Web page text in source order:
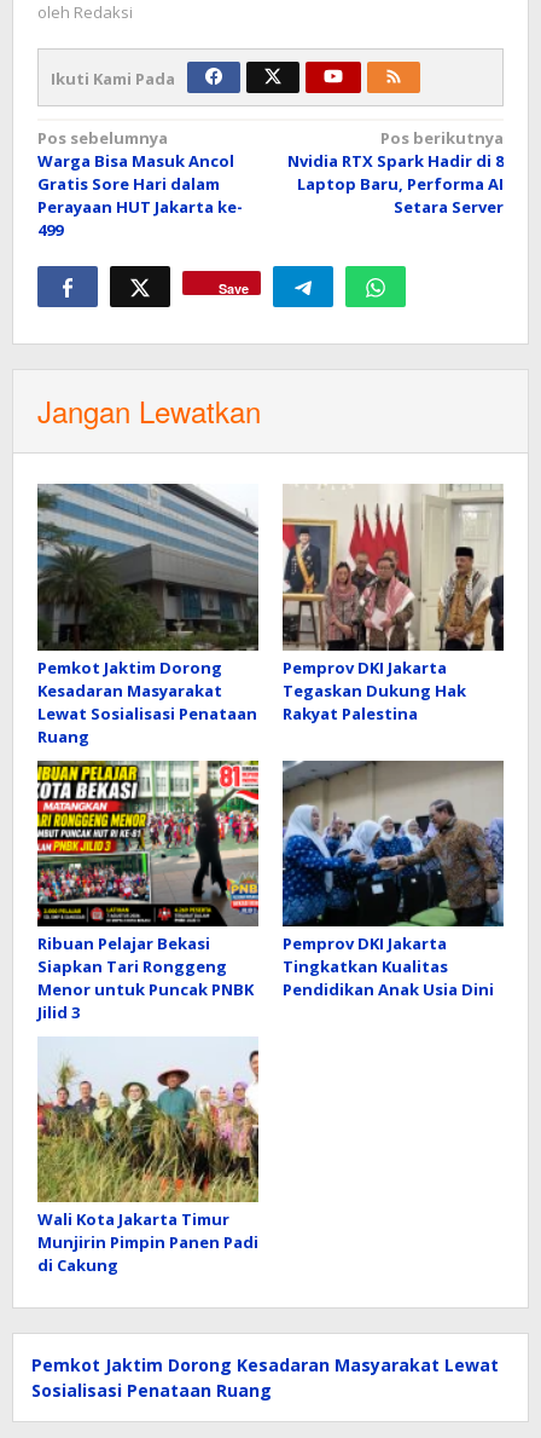
oleh Redaksi
Ikuti Kami Pada
Navigasi
pos
Pos sebelumnya
Warga Bisa Masuk Ancol
Gratis Sore Hari dalam
Perayaan HUT Jakarta ke-
499
Pos berikutnya
Nvidia RTX Spark Hadir di 8
Laptop Baru, Performa AI
Setara Server
Save
Jangan Lewatkan
Pemkot Jaktim Dorong
Kesadaran Masyarakat
Lewat Sosialisasi Penataan
Ruang
Pemprov DKI Jakarta
Tegaskan Dukung Hak
Rakyat Palestina
Ribuan Pelajar Bekasi
Siapkan Tari Ronggeng
Menor untuk Puncak PNBK
Jilid 3
Pemprov DKI Jakarta
Tingkatkan Kualitas
Pendidikan Anak Usia Dini
Wali Kota Jakarta Timur
Munjirin Pimpin Panen Padi
di Cakung
Pemkot Jaktim Dorong Kesadaran Masyarakat Lewat
Sosialisasi Penataan Ruang